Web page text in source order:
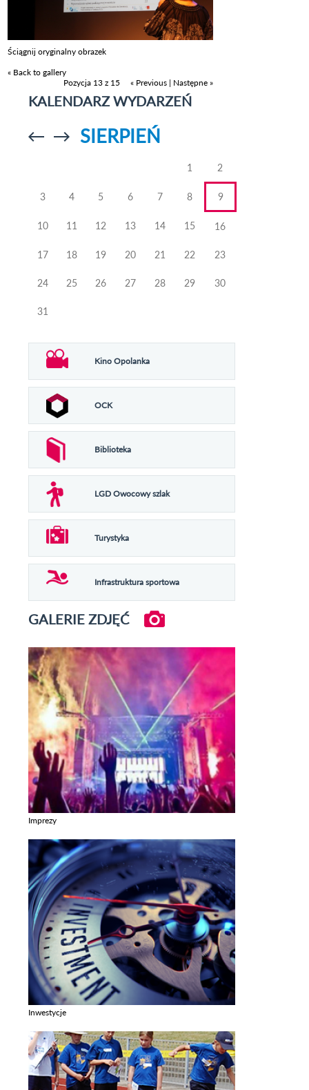
Ściągnij oryginalny obrazek
« Back to gallery
Pozycja 13 z 15
« Previous | Następne »
KALENDARZ WYDARZEŃ
Przejdź doPrzejdź do
SIERPIEŃ
1 2
3 4 5 6 7 8 9
10 11 12 13 14 15 16
17 18 19 20 21 22 23
24 25 26 27 28 29 30
31
Kino Opolanka
OCK
Biblioteka
LGD Owocowy szlak
Turystyka
Infrastruktura sportowa
GALERIE ZDJĘĆ
Imprezy
Inwestycje